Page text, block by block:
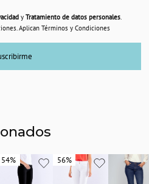
y Tratamiento de datos personales.
Aplican Términos y Condiciones
54%
54% 56%
56%